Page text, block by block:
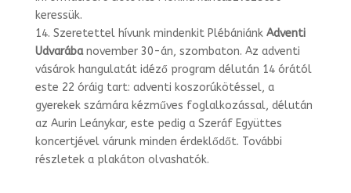
keressük.
14. Szeretettel hívunk mindenkit Plébániánk Adventi
Udvarábanovember 30-án, szombaton. Az adventi
vásárok hangulatát idéző program délután 14 órától
este 22 óráig tart: adventi koszorúkötéssel, a
gyerekek számára kézműves foglalkozással, délután
az Aurin Leánykar, este pedig a Szeráf Együttes
koncertjével várunk minden érdeklődőt. További
részletek a plakáton olvashatók.